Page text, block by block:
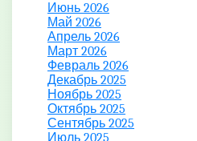
Июнь 2026
Май 2026
Апрель 2026
Март 2026
Февраль 2026
Декабрь 2025
Ноябрь 2025
Октябрь 2025
Сентябрь 2025